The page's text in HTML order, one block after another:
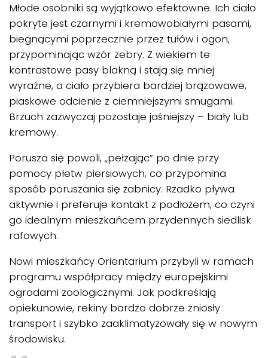
Młode osobniki są wyjątkowo efektowne. Ich ciało
pokryte jest czarnymi i kremowobiałymi pasami,
biegnącymi poprzecznie przez tułów i ogon,
przypominając wzór zebry. Z wiekiem te
kontrastowe pasy blakną i stają się mniej
wyraźne, a ciało przybiera bardziej brązowawe,
piaskowe odcienie z ciemniejszymi smugami.
Brzuch zazwyczaj pozostaje jaśniejszy – biały lub
kremowy.
Porusza się powoli, „pełzając” po dnie przy
pomocy płetw piersiowych, co przypomina
sposób poruszania się żabnicy. Rzadko pływa
aktywnie i preferuje kontakt z podłożem, co czyni
go idealnym mieszkańcem przydennych siedlisk
rafowych.
Nowi mieszkańcy Orientarium przybyli w ramach
programu współpracy między europejskimi
ogrodami zoologicznymi. Jak podkreślają
opiekunowie, rekiny bardzo dobrze zniosły
transport i szybko zaaklimatyzowały się w nowym
środowisku.